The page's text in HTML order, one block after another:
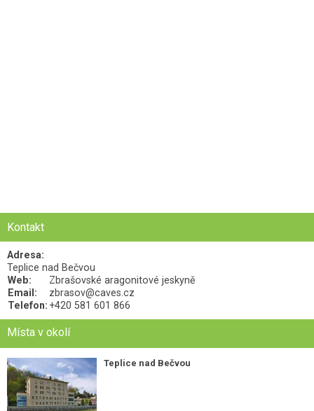
Kontakt
Adresa:
Teplice nad Bečvou
Web:
Zbrašovské aragonitové jeskyně
Email:
zbrasov@caves.cz
Telefon: +420 581 601 866
Místa v okolí
Teplice nad Bečvou